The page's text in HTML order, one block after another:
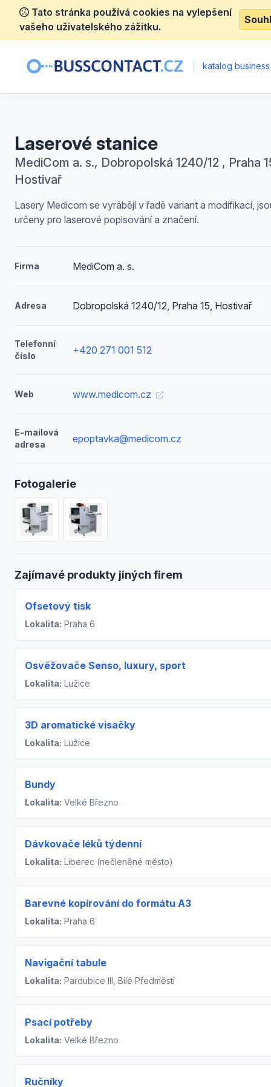
Tato stránka používá cookies na vylepšení
vašeho uživatelského zážitku.
katalog
Laserové stanice
MediCom a. s., Dobropolská 1240/12 , Praha
Hostivař
Lasery Medicom se vyrábějí v řadě variant a modifikací,
určeny pro laserové popisování a značení.
Firma MediCom a. s.
Adresa Dobropolská 1240/12, Praha 15, Hostivař
Telefonní
číslo
+420 271 001 512
Web www.medicom.cz
E-mailová
adresa
epoptavka@medicom.cz
Fotogalerie
Zajímavé produkty jiných firem
Ofsetový tisk
Lokalita: Praha 6
Osvěžovače Senso, luxury, sport
Lokalita: Lužice
3D aromatické visačky
Lokalita: Lužice
Bundy
Lokalita: Velké Březno
Dávkovače léků týdenní
Lokalita: Liberec (nečleněné město)
Barevné kopírování do formátu A3
Lokalita: Praha 6
Navigační tabule
Lokalita: Pardubice III, Bílé Předměstí
Psací potřeby
Lokalita: Velké Březno
Ručníky